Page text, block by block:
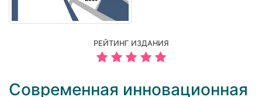
РЕЙТИНГ ИЗДАНИЯ
Современная инновационная